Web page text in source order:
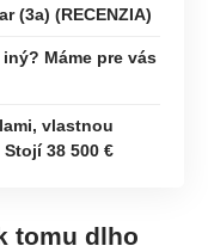
(3a) (RECENZIA)
Máme pre vás
vlastnou
38 500 €
tomu dlho